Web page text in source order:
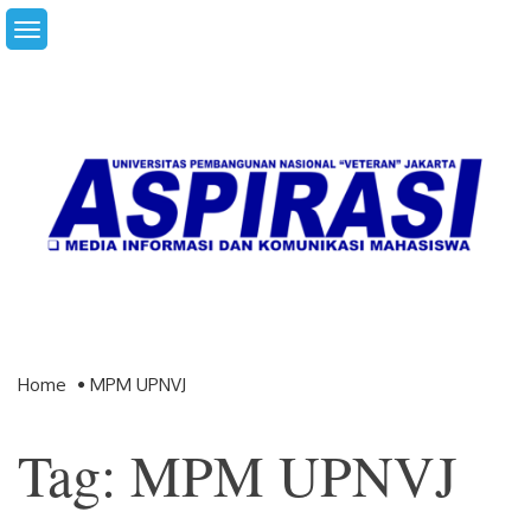
Skip
to
Home MPM UPNVJ
Tag: MPM UPNVJ